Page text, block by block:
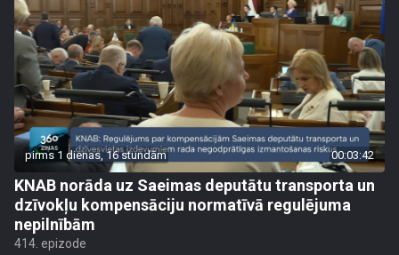
pirms 1 dienas, 16 stundām 00:03:42
KNAB norāda uz Saeimas deputātu transporta un
dzīvokļu kompensāciju normatīvā regulējuma
nepilnībām
414. epizode